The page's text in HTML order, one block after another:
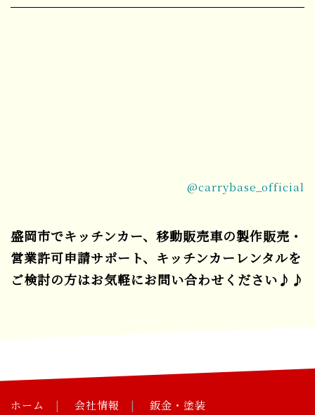
@carrybase_official
盛岡市でキッチンカー、移動販売車の製作販売・
営業許可申請サポート、キッチンカーレンタルを
ご検討の方はお気軽にお問い合わせください♪♪
ホーム 会社情報
鈑金・塗装